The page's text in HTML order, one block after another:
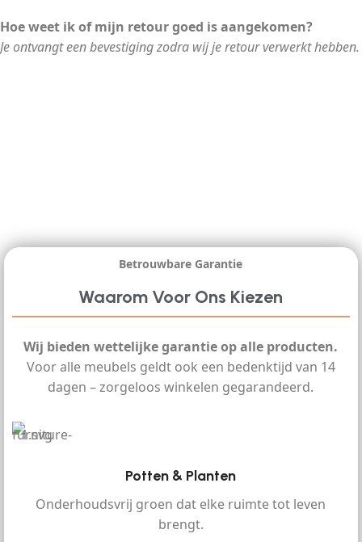
Hoe weet ik of mijn retour goed is aangekomen?
Je ontvangt een bevestiging zodra wij je retour verwerkt hebben.
Betrouwbare Garantie
Waarom Voor Ons Kiezen
Wij bieden wettelijke garantie op alle producten.
Voor alle meubels geldt ook een bedenktijd van 14
dagen – zorgeloos winkelen gegarandeerd.
Potten & Planten
Onderhoudsvrij groen dat elke ruimte tot leven
brengt.